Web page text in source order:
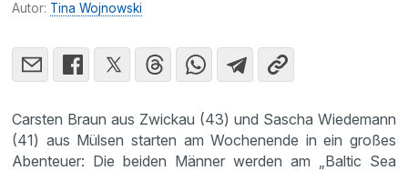
Autor: Tina Wojnowski
Carsten Braun aus Zwickau (43) und Sascha Wiedemann
(41) aus Mülsen starten am Wochenende in ein großes
Abenteuer: Die beiden Männer werden am „Baltic Sea